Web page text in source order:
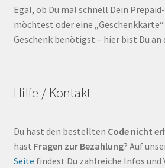
Egal, ob Du mal schnell Dein
möchtest oder eine
Geschenk benötigst – hier bist Du an
Hilfe / Kontakt
Du hast den bestellten Code nicht
hast Fragen zur Bezahlung? Auf
Seite findest Du zahlreiche Infos und